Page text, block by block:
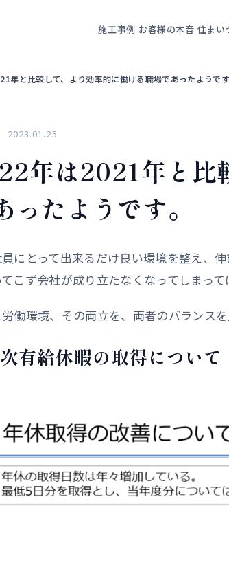
施工事例 お客様の本音 住まい
年と比較して、より効率的に働ける職場であったようです
2023.01.25
年は2021年と比
ったようです。
にとって出来るだけ良い環境を整え、
こず会社が成り立たなくなってしまって
働環境、その両立を、両者のバランス
有給休暇の取得について